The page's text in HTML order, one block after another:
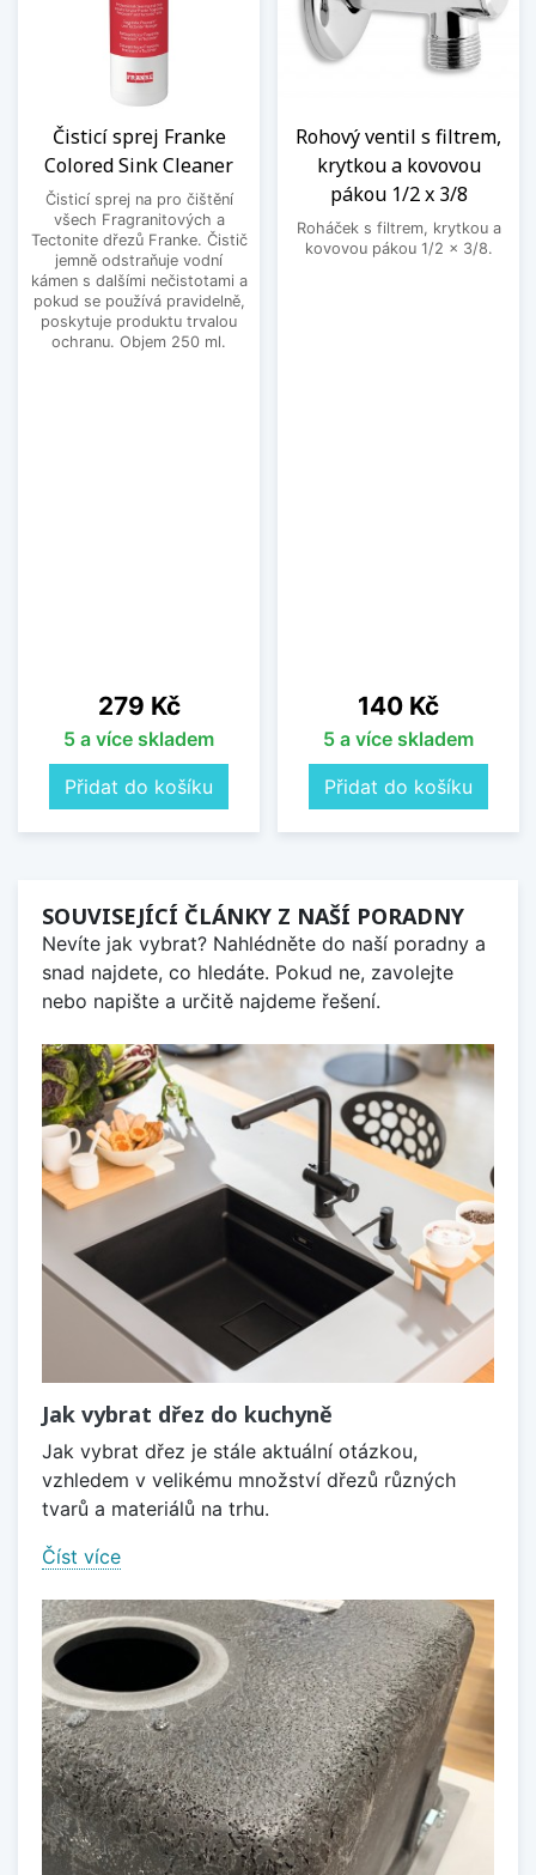
Čisticí sprej Franke
Colored Sink Cleaner
Čisticí sprej na pro čištění
všech Fragranitových a
Tectonite dřezů Franke. Čistič
jemně odstraňuje vodní
kámen s dalšími nečistotami a
pokud se používá pravidelně,
poskytuje produktu trvalou
ochranu. Objem 250 ml.
Cena
279 Kč
5 a více skladem
Přidat do košíku
Rohový ventil s filtrem,
krytkou a kovovou
pákou 1/2 x 3/8
Roháček s filtrem, krytkou a
kovovou pákou 1/2 x 3/8.
Cena
140 Kč
5 a více skladem
Přidat do košíku
SOUVISEJÍCÍ ČLÁNKY Z NAŠÍ PORADNY
Nevíte jak vybrat? Nahlédněte do naší poradny a
snad najdete, co hledáte. Pokud ne, zavolejte
nebo napište a určitě najdeme řešení.
Jak vybrat dřez do kuchyně
Jak vybrat dřez je stále aktuální otázkou,
vzhledem v velikému množství dřezů různých
tvarů a materiálů na trhu.
Číst více